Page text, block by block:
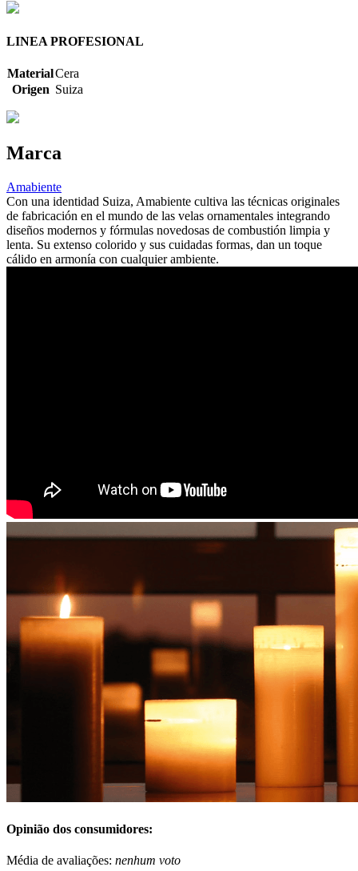
LINEA PROFESIONAL
MaterialCera
Origen Suiza
Marca
Amabiente
Con una identidad Suiza, Amabiente cultiva las técnicas originales
de fabricación en el mundo de las velas ornamentales integrando
diseños modernos y fórmulas novedosas de combustión limpia y
lenta. Su extenso colorido y sus cuidadas formas, dan un toque
cálido en armonía con cualquier ambiente.
Opinião dos consumidores:
Média de avaliações: nenhum voto